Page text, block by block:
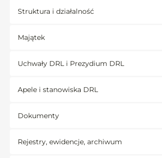
Struktura i działalność
Majątek
Uchwały DRL i Prezydium DRL
Apele i stanowiska DRL
Dokumenty
Rejestry, ewidencje, archiwum